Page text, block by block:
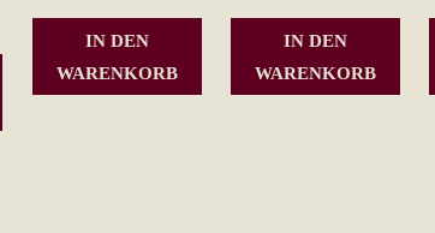
IN DEN
WARENKORB
IN DEN
WARENKORB